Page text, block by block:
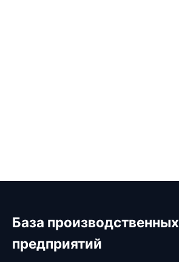
База производственных
предприятий